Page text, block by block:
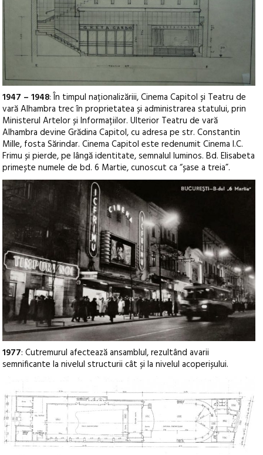
1947 – 1948: În timpul naționalizăriii, Cinema Capitol și Teatru de
vară Alhambra trec în proprietatea și administrarea statului, prin
Ministerul Artelor și Informațiilor. Ulterior Teatru de vară
Alhambra devine Grădina Capitol, cu adresa pe str. Constantin
Mille, fosta Sărindar. Cinema Capitol este redenumit Cinema I.C.
Frimu și pierde, pe lângă identitate, semnalul luminos. Bd. Elisabeta
primește numele de bd. 6 Martie, cunoscut ca “șase a treia”.
1977: Cutremurul afectează ansamblul, rezultând avarii
semnificante la nivelul structurii cât și la nivelul acoperișului.